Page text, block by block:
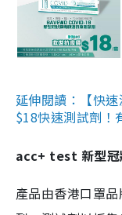
延伸閱讀：【快
$18快速測試劑
acc+ test 新型冠
產品由香港口罩